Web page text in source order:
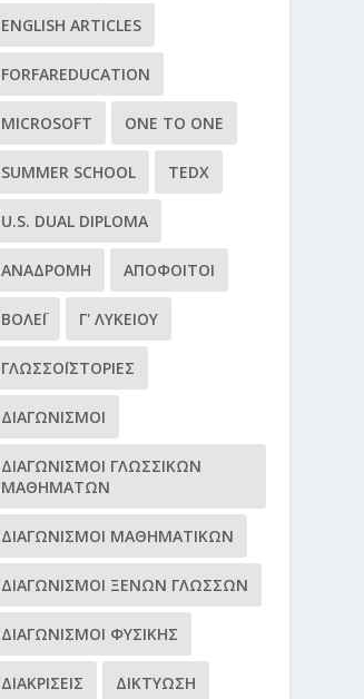
ENGLISH ARTICLES
FORFAREDUCATION
MICROSOFT ONE TO ONE
SUMMER SCHOOL TEDX
U.S. DUAL DIPLOMA
ΑΝΑΔΡΟΜΉ ΑΠΌΦΟΙΤΟΙ
ΒΌΛΕΪ Γ' ΛΥΚΕΊΟΥ
ΓΛΩΣΣΟΪΣΤΟΡΊΕΣ
ΔΙΑΓΩΝΙΣΜΟΊ
ΔΙΑΓΩΝΙΣΜΟΊ ΓΛΩΣΣΙΚΏΝ
ΜΑΘΗΜΆΤΩΝ
ΔΙΑΓΩΝΙΣΜΟΊ ΜΑΘΗΜΑΤΙΚΏΝ
ΔΙΑΓΩΝΙΣΜΟΊ ΞΈΝΩΝ ΓΛΩΣΣΏΝ
ΔΙΑΓΩΝΙΣΜΟΊ ΦΥΣΙΚΉΣ
ΔΙΑΚΡΊΣΕΙΣ ΔΙΚΤΎΩΣΗ